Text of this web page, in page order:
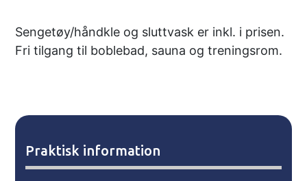
Sengetøy/håndkle og sluttvask er inkl. i prisen.
Fri tilgang til boblebad, sauna og treningsrom.
Praktisk information